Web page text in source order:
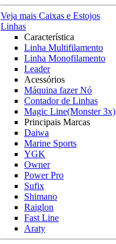
Veja mais Caixas e Estojos
Linhas
Característica
Linha Multifilamento
Linha Monofilamento
Leader
Acessórios
Máquina fazer Nó
Contador de Linhas
Magic Line(Monster 3x)
Principais Marcas
Daiwa
Marine Sports
YGK
Owner
Power Pro
Sufix
Shimano
Raiglon
Fast Line
Araty